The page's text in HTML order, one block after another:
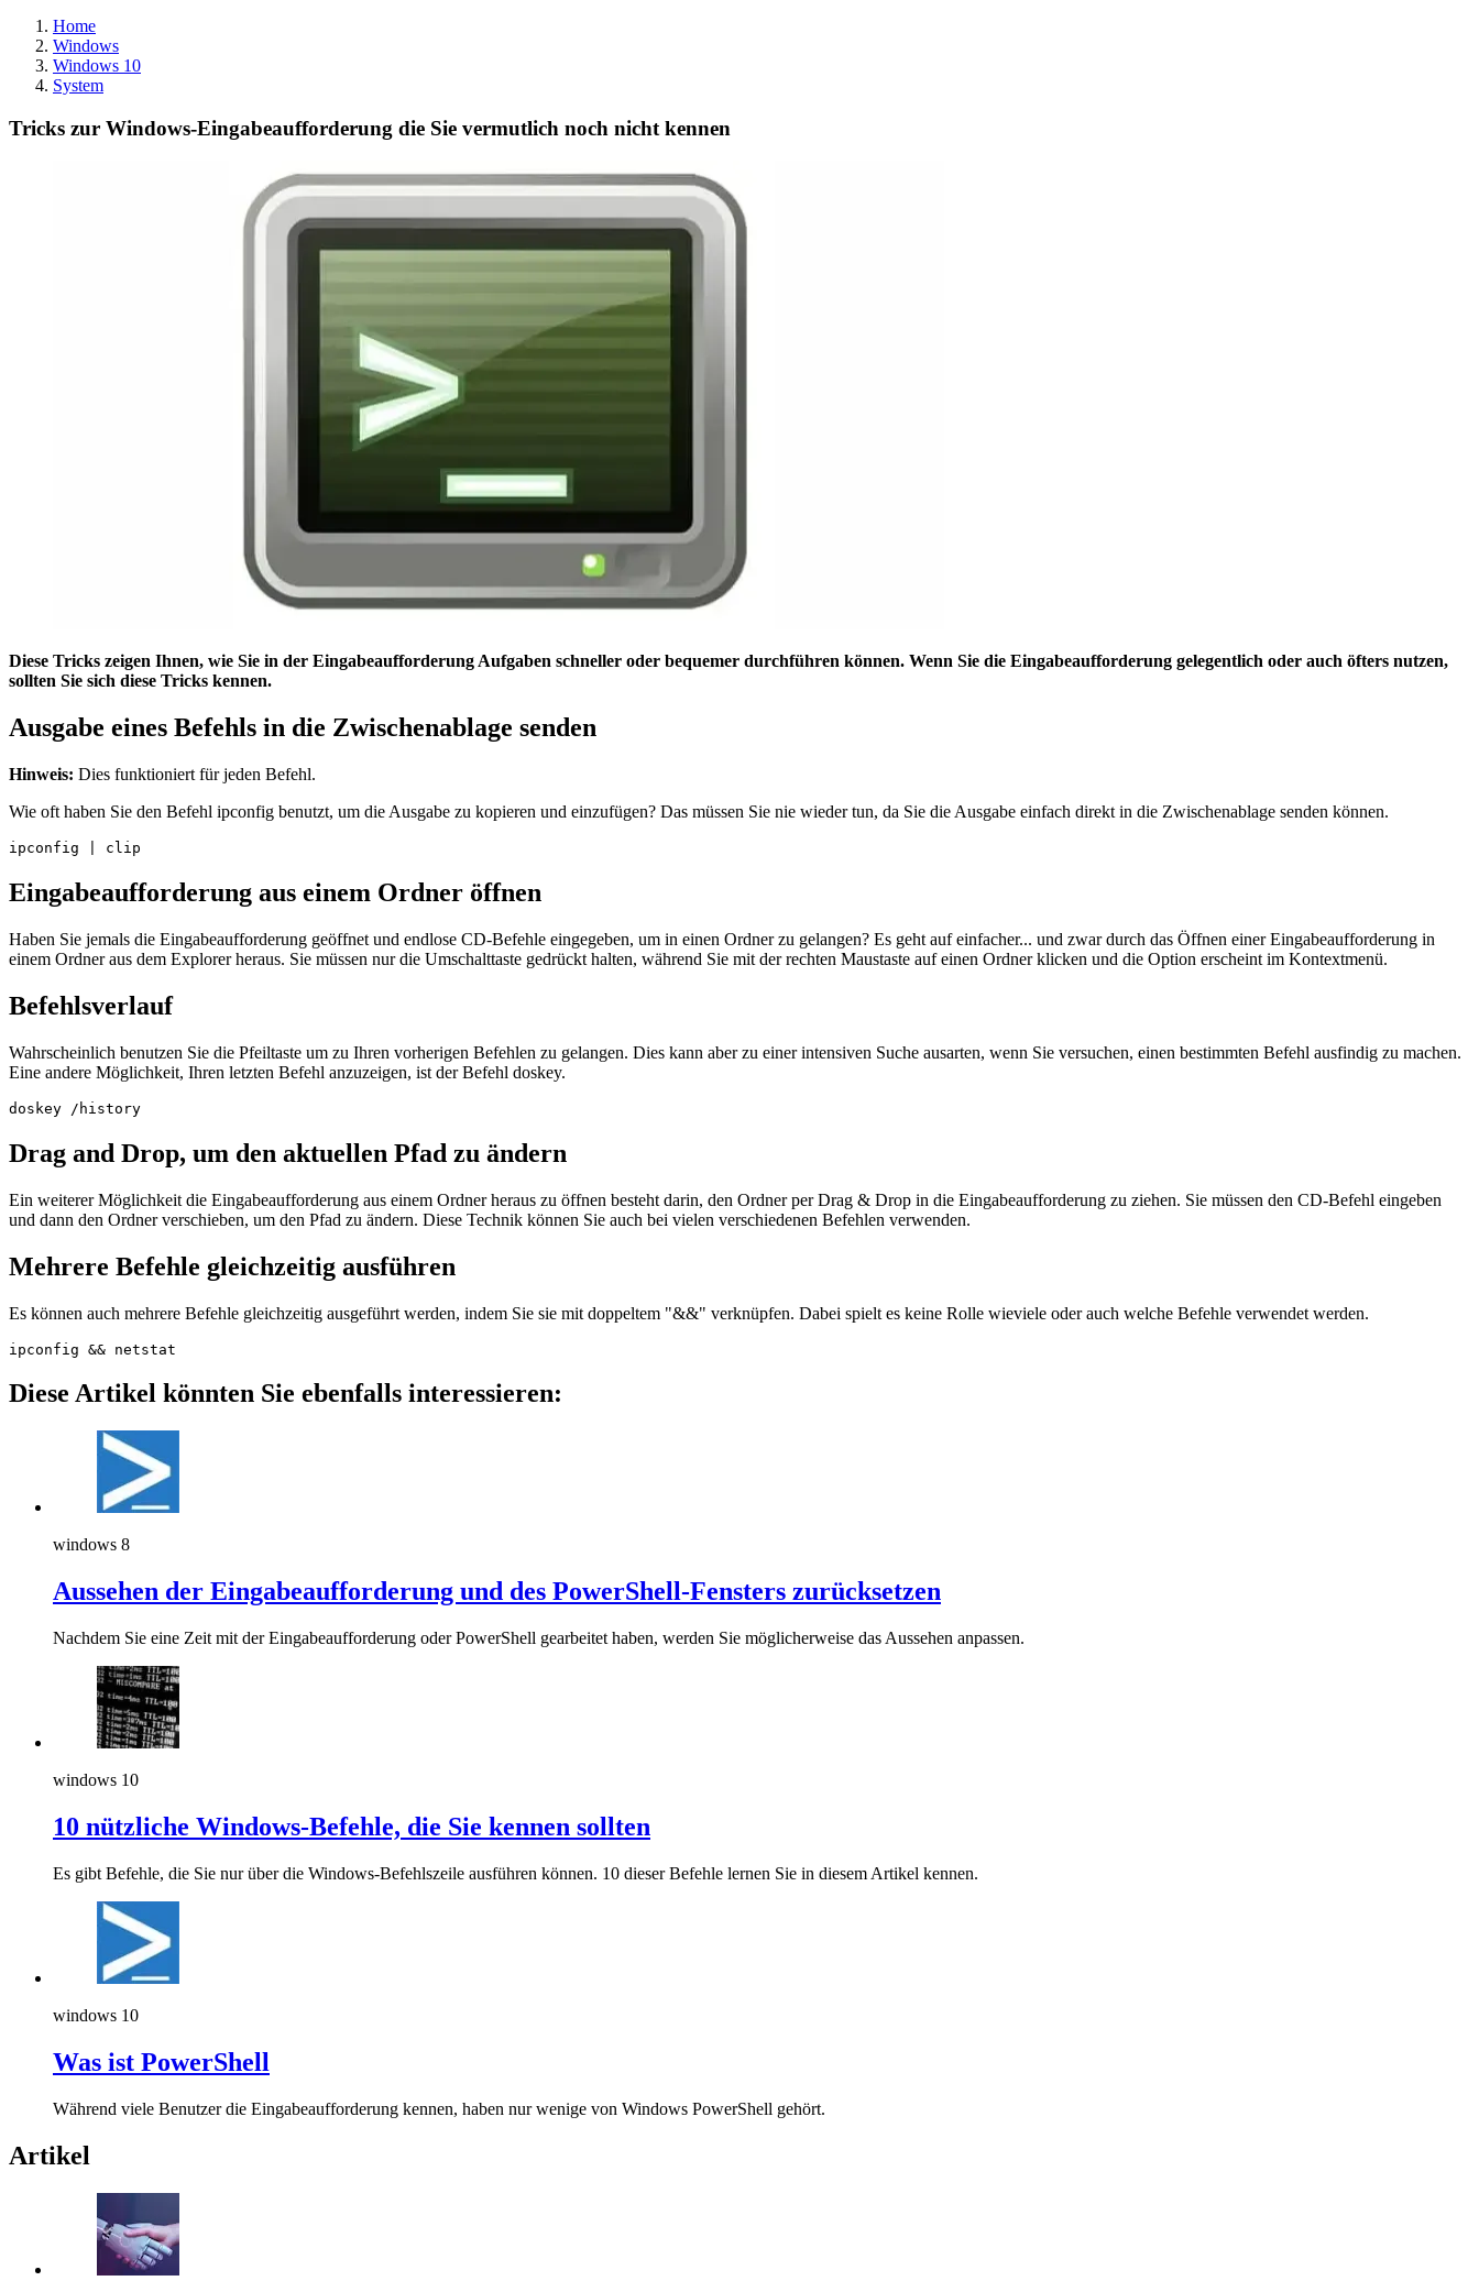
Home
Windows
Windows 10
System
Tricks zur Windows-Eingabeaufforderung die Sie vermutlich noch nicht kennen
Diese Tricks zeigen Ihnen, wie Sie in der Eingabeaufforderung Aufgaben schneller oder bequemer durchführen können. Wenn Sie die Eingabeaufforderung gelegentlich oder auch öfters nutzen,
sollten Sie sich diese Tricks kennen.
Ausgabe eines Befehls in die Zwischenablage senden
Hinweis: Dies funktioniert für jeden Befehl.
Wie oft haben Sie den Befehl ipconfig benutzt, um die Ausgabe zu kopieren und einzufügen? Das müssen Sie nie wieder tun, da Sie die Ausgabe einfach direkt in die Zwischenablage senden können.
ipconfig | clip
Eingabeaufforderung aus einem Ordner öffnen
Haben Sie jemals die Eingabeaufforderung geöffnet und endlose CD-Befehle eingegeben, um in einen Ordner zu gelangen? Es geht auf einfacher... und zwar durch das Öffnen einer Eingabeaufforderung in
einem Ordner aus dem Explorer heraus. Sie müssen nur die Umschalttaste gedrückt halten, während Sie mit der rechten Maustaste auf einen Ordner klicken und die Option erscheint im Kontextmenü.
Befehlsverlauf
Wahrscheinlich benutzen Sie die Pfeiltaste um zu Ihren vorherigen Befehlen zu gelangen. Dies kann aber zu einer intensiven Suche ausarten, wenn Sie versuchen, einen bestimmten Befehl ausfindig zu machen.
Eine andere Möglichkeit, Ihren letzten Befehl anzuzeigen, ist der Befehl doskey.
doskey /history
Drag and Drop, um den aktuellen Pfad zu ändern
Ein weiterer Möglichkeit die Eingabeaufforderung aus einem Ordner heraus zu öffnen besteht darin, den Ordner per Drag & Drop in die Eingabeaufforderung zu ziehen. Sie müssen den CD-Befehl eingeben
und dann den Ordner verschieben, um den Pfad zu ändern. Diese Technik können Sie auch bei vielen verschiedenen Befehlen verwenden.
Mehrere Befehle gleichzeitig ausführen
Es können auch mehrere Befehle gleichzeitig ausgeführt werden, indem Sie sie mit doppeltem "&&" verknüpfen. Dabei spielt es keine Rolle wieviele oder auch welche Befehle verwendet werden.
ipconfig && netstat
Diese Artikel könnten Sie ebenfalls interessieren:
windows 8
Aussehen der Eingabeaufforderung und des PowerShell-Fensters zurücksetzen
Nachdem Sie eine Zeit mit der Eingabeaufforderung oder PowerShell gearbeitet haben, werden Sie möglicherweise das Aussehen anpassen.
windows 10
10 nützliche Windows-Befehle, die Sie kennen sollten
Es gibt Befehle, die Sie nur über die Windows-Befehlszeile ausführen können. 10 dieser Befehle lernen Sie in diesem Artikel kennen.
windows 10
Was ist PowerShell
Während viele Benutzer die Eingabeaufforderung kennen, haben nur wenige von Windows PowerShell gehört.
Artikel